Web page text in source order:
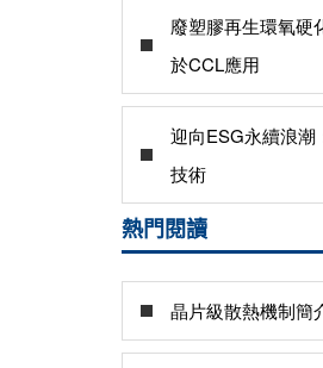
廢塑膠再生環氧硬
於CCL應用
迎向ESG永續浪潮
技術
熱門閱讀
晶片級散熱機制簡